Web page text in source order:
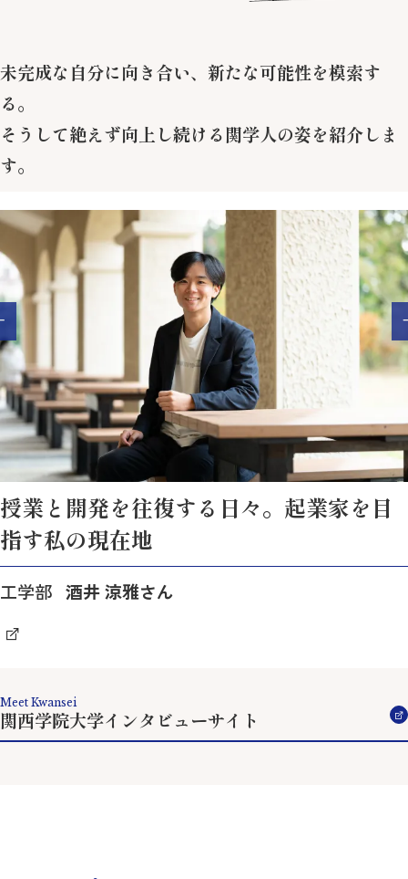
未完成な自分に向き合い、新たな可能性を模索す
る。
そうして絶えず向上し続ける関学人の姿を紹介しま
す。
授業と開発を往復する日々。起業家を目
指す私の現在地
工学部 酒井 涼雅さん
Meet Kwansei
関西学院大学インタビューサイト